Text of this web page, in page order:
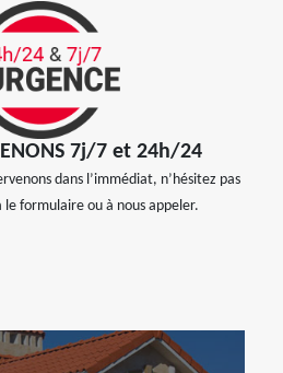
7j/7 et 24h/24
dans l’immédiat, n’hésitez pas
formulaire ou à nous appeler.